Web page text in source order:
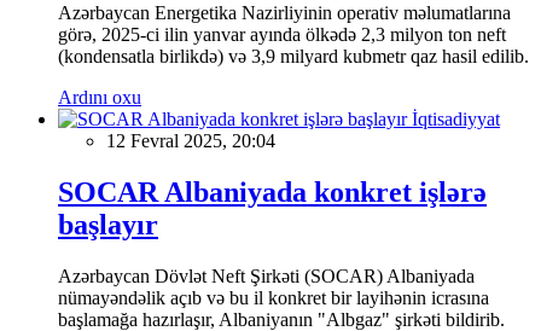
Azərbaycan Energetika Nazirliyinin operativ məlumatlarına
görə, 2025-ci ilin yanvar ayında ölkədə 2,3 milyon ton neft
(kondensatla birlikdə) və 3,9 milyard kubmetr qaz hasil edilib.
Ardını oxu
İqtisadiyyat
12 Fevral 2025, 20:04
SOCAR Albaniyada konkret işlərə
başlayır
Azərbaycan Dövlət Neft Şirkəti (SOCAR) Albaniyada
nümayəndəlik açıb və bu il konkret bir layihənin icrasına
başlamağa hazırlaşır, Albaniyanın "Albgaz" şirkəti bildirib.